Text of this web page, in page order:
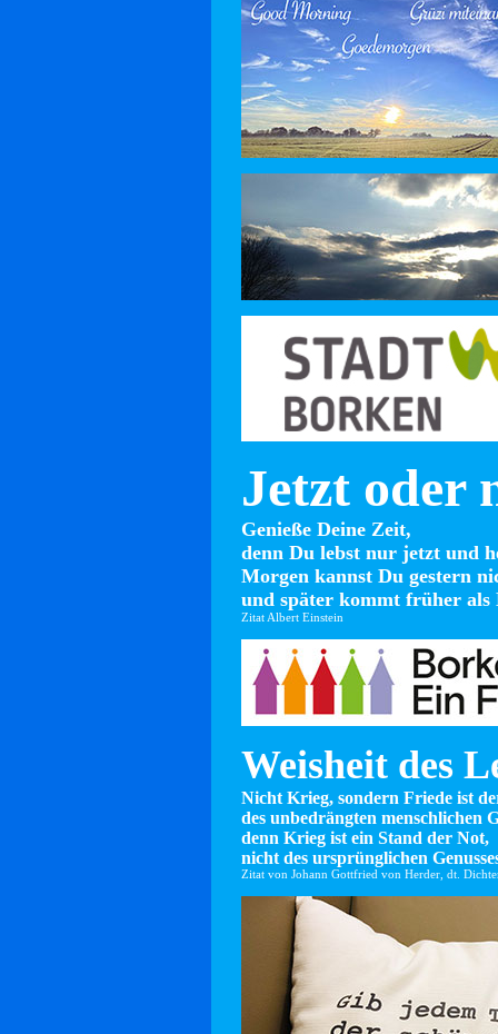
Jetzt oder
Genieße Deine Zeit,
denn Du lebst nur jetzt und
Morgen kannst Du gestern
und später kommt früher als
Zitat Albert Einstein
Weisheit des
Nicht Krieg, sondern Friede ist
des unbedrängten menschlichen
denn Krieg ist ein Stand der Not,
nicht des ursprünglichen
Zitat von Johann Gottfried von Herder, dt.